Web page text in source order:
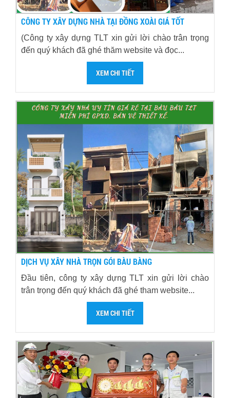
CÔNG TY XÂY DỰNG NHÀ TẠI ĐỒNG XOÀI GIÁ TỐT
(Công ty xây dựng TLT xin gửi lời chào trân trọng
đến quý khách đã ghé thăm website và đọc...
XEM CHI TIẾT
DỊCH VỤ XÂY NHÀ TRỌN GÓI BÀU BÀNG
Đầu tiên, công ty xây dựng TLT xin gửi lời chào
trân trọng đến quý khách đã ghé tham website...
XEM CHI TIẾT